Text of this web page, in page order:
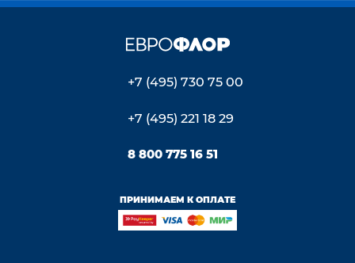
+7 (495) 730 75 00
+7 (495) 221 18 29
8 800 775 16 51
ПРИНИМАЕМ К ОПЛАТЕ